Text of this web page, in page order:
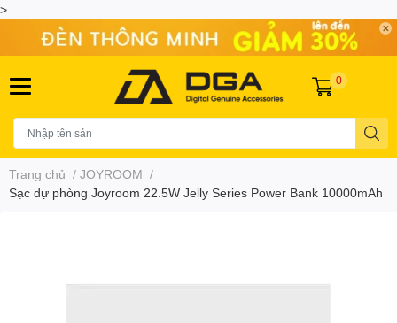
>
0
Trang chủ / JOYROOM /
Sạc dự phòng Joyroom 22.5W Jelly Series Power Bank 10000mAh